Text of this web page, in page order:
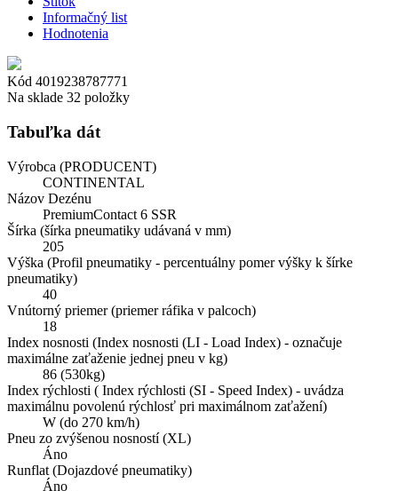
Informačný list
Hodnotenia
Kód 4019238787771
Na sklade 32 položky
Tabuľka dát
Výrobca (PRODUCENT)
CONTINENTAL
Názov Dezénu
PremiumContact 6 SSR
Šírka (šírka pneumatiky udávaná v mm)
205
Výška (Profil pneumatiky - percentuálny pomer výšky k šírke
pneumatiky)
40
Vnútorný priemer (priemer ráfika v palcoch)
18
Index nosnosti (Index nosnosti (LI - Load Index) - označuje
maximálne zaťaženie jednej pneu v kg)
86 (530kg)
Index rýchlosti ( Index rýchlosti (SI - Speed Index) - uvádza
maximálnu povolenú rýchlosť pri maximálnom zaťažení)
W (do 270 km/h)
Pneu zo zvýšenou nosností (XL)
Áno
Runflat (Dojazdové pneumatiky)
Áno